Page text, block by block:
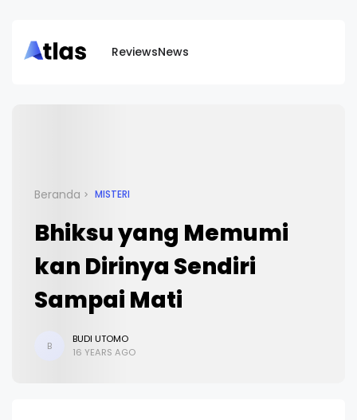
ReviewsNews
Beranda MISTERI
Bhiksu yang Memumi
kan Dirinya Sendiri
Sampai Mati
B
BUDI UTOMO
16 YEARS AGO